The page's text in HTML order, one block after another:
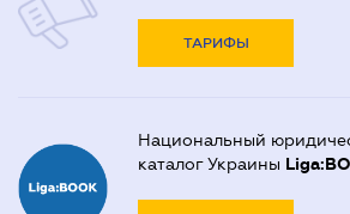
ТАРИФЫ
Национальный
каталог Украины